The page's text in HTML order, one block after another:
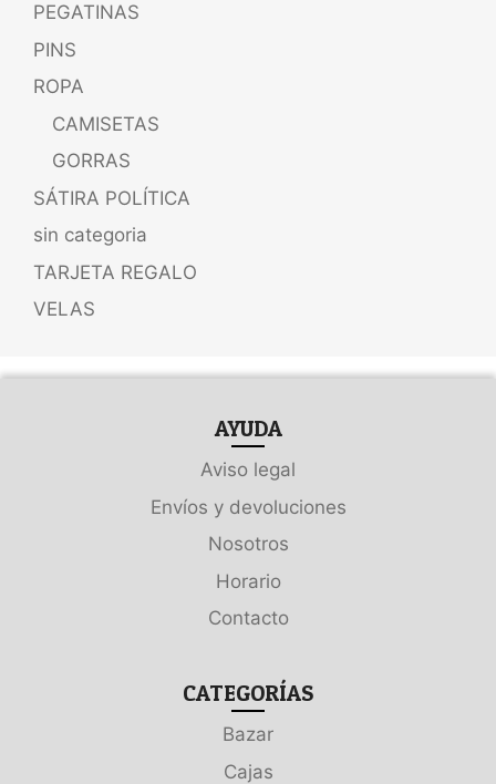
PEGATINAS
PINS
ROPA
CAMISETAS
GORRAS
SÁTIRA POLÍTICA
sin categoria
TARJETA REGALO
VELAS
AYUDA
Aviso legal
Envíos y devoluciones
Nosotros
Horario
Contacto
CATEGORÍAS
Bazar
Cajas